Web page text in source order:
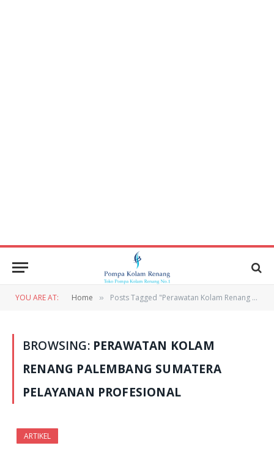
YOU ARE AT: Home » Posts Tagged "Perawatan Kolam Renang Palembang Sumatera Pelayanan Profesional"
BROWSING: PERAWATAN KOLAM
RENANG PALEMBANG SUMATERA
PELAYANAN PROFESIONAL
ARTIKEL